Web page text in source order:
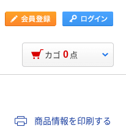
カゴ 0 点
商品情報を印刷する